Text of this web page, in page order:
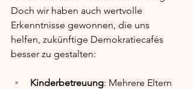
Doch wir haben auch wertvolle
Erkenntnisse gewonnen, die uns
helfen, zukünftige Demokratiecafés
besser zu gestalten:
Kinderbetreuung: Mehrere Eltern